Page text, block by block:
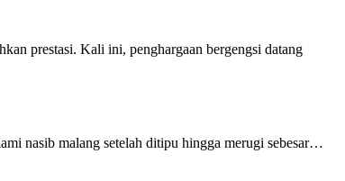
prestasi. Kali ini, penghargaan bergengsi datang
nasib malang setelah ditipu hingga merugi sebesar…